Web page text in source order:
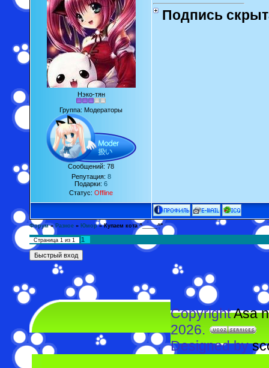
Нэко-тян
Группа: Модераторы
Сообщений: 78
Репутация: 8
Подарки: 6
Статус: Offline
Подпись
Форум » Разное » Юмор » Купаем кота ^_____^"
Страница 1 из 1 1
CopyrightAsa
2026.
Designed by